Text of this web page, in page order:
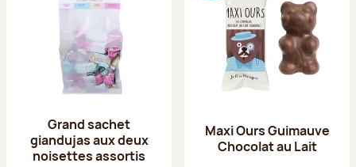
Grand sachet
giandujas aux deux
noisettes assortis
Maxi Ours Guimauve
Chocolat au Lait